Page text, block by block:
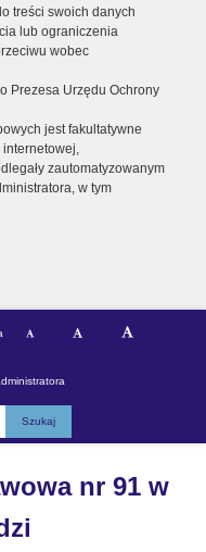
treści swoich danych
lub ograniczenia
wobec
Prezesa Urzędu Ochrony
jest fakultatywne
zautomatyzowanym
w tym
nr 91 w